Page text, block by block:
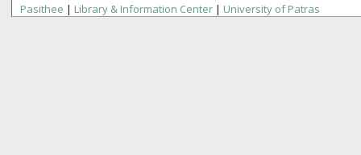
Pasithee | Library & Information Center | University of Patras